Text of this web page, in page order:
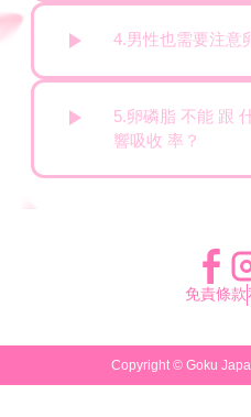
4.男性也需要注意
5.卵磷脂 不能 跟
響吸收 率？
免責條款
Copyright © Goku